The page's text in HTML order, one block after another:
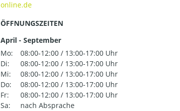
ÖFFNUNGSZEITEN
April - September
Mo:
08:00-12:00 / 13:00-17:00 Uhr
Di:
08:00-12:00 / 13:00-17:00 Uhr
Mi:
08:00-12:00 / 13:00-17:00 Uhr
Do:
08:00-12:00 / 13:00-17:00 Uhr
Fr:
08:00-12:00 / 13:00-17:00 Uhr
Sa:
nach Absprache